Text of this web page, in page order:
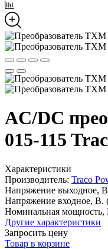
AC/DC
015-115
Характеристики
Производитель: Traco
Напряжение выходное,
Напряжение входное, В.
Номинальная мощность,
Другие характеристики
Запросить цену
Товар в корзине